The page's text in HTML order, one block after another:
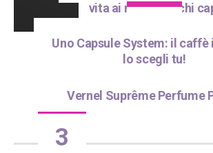
1
vita ai nostri vecchi
2
Uno Capsule System: il caffè
lo scegli tu!
3
Vernel Suprême Perfume